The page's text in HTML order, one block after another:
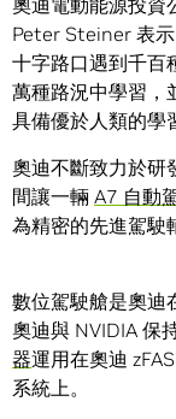
奧迪電動能源投
Peter Steiner 表
十字路口遇到千百
萬種路況中學習，
具備優於人類的學
奧迪不斷致力於研
間讓一輛 A7 自動
為精密的先進駕駛
數位駕駛艙是奧迪
奧迪與 NVIDIA 保
器運用在奧迪
系統上。